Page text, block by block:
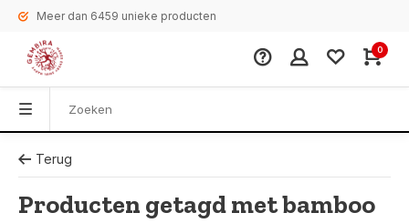
Meer dan 6459 unieke producten
0
Terug
Producten getagd met bamboo